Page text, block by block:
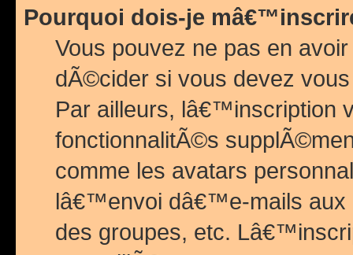
Pourquoi dois-je
Vous pouvez ne pas en
dÃ©cider si vous devez
Par ailleurs, lâ€™inscription
fonctionnalitÃ©s
comme les avatars
lâ€™envoi dâ€™e-mails
des groupes, etc.